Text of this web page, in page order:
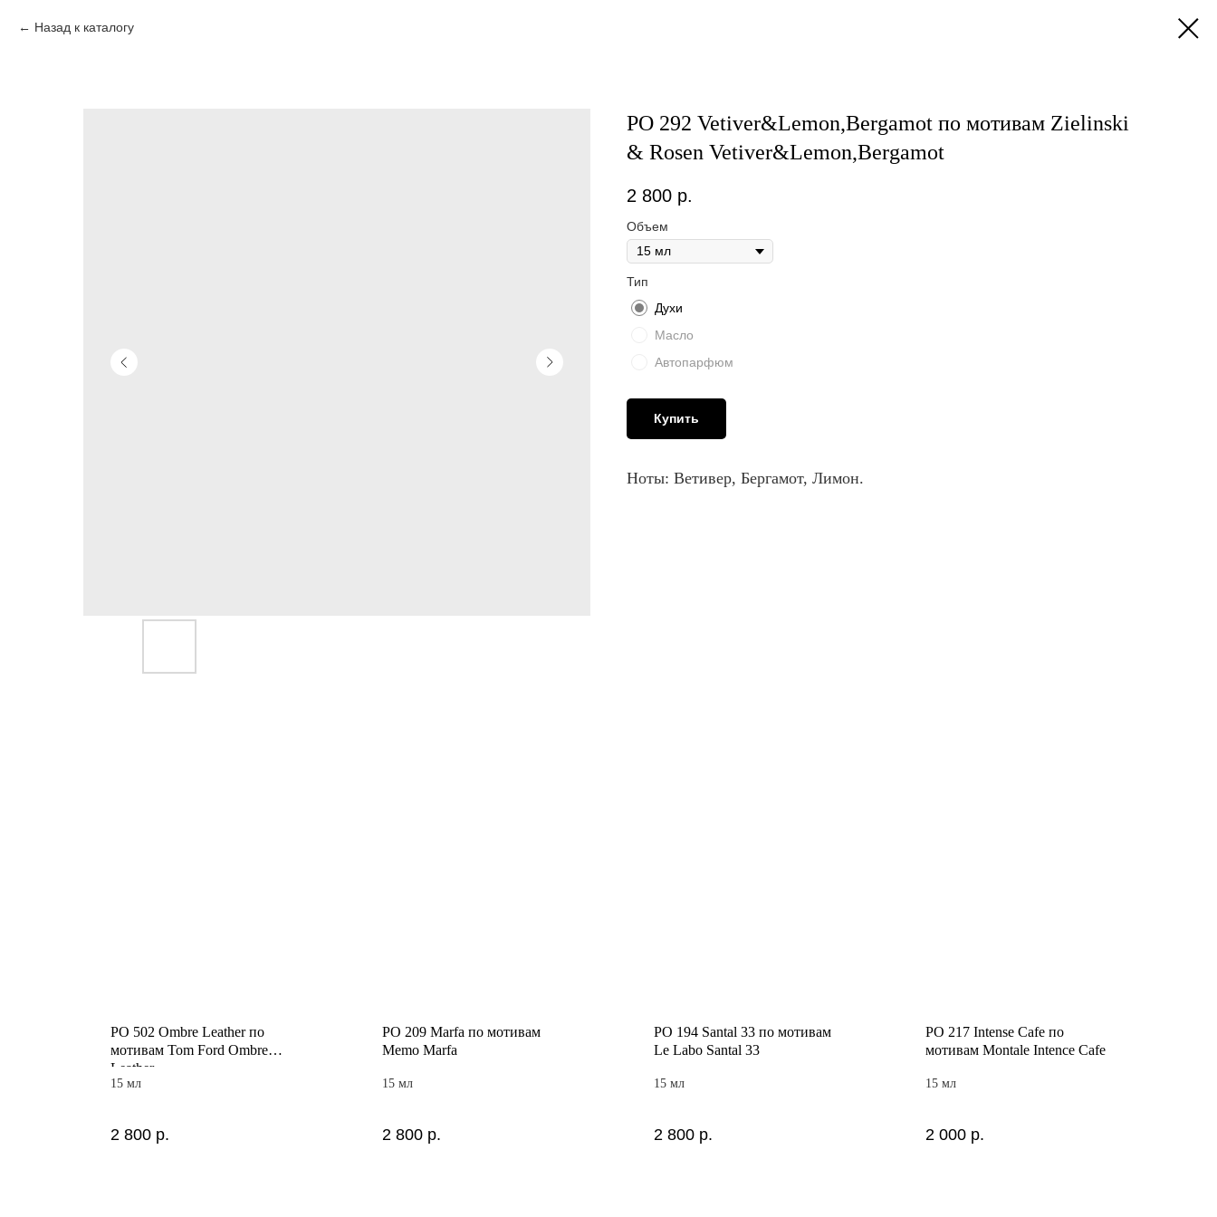
Назад к каталогу
PO 292 Vetiver&Lemon,Bergamot по мотивам Zielinski
& Rosen Vetiver&Lemon,Bergamot
2 800 р.
Объем
Тип
Духи
Масло
Автопарфюм
Купить
Ноты: Ветивер, Бергамот, Лимон.
PO 502 Ombre Leather по
мотивам Tom Ford Ombre
Leather
15 мл
2 800 р.
PO 209 Marfa по мотивам
Memo Marfa
15 мл
2 800 р.
PO 194 Santal 33 по мотивам
Le Labo Santal 33
15 мл
2 800 р.
PO 217 Intense Cafe по
мотивам Montale Intence Cafe
15 мл
2 000 р.